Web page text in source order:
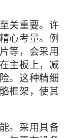
关重要。许
心考量。例
等，会采用
主板上，减
。这种精细
框架，使其
。采用具备